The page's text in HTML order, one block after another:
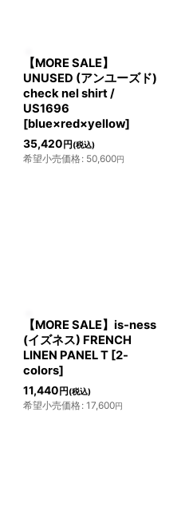
【MORE SALE】
UNUSED (アンユーズド)
check nel shirt /
US1696
[blue×red×yellow]
35,420 円 (税込)
希望小売価格: 50,600円
【MORE SALE】is-ness
(イズネス) FRENCH
LINEN PANEL T [2-
colors]
11,440 円 (税込)
希望小売価格: 17,600円